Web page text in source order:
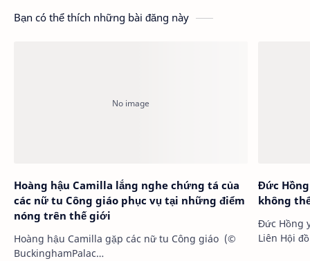
Bạn có thể thích những bài đăng này
Hoàng hậu Camilla lắng nghe chứng tá của
các nữ tu Công giáo phục vụ tại những điểm
nóng trên thế giới
Hoàng hậu Camilla gặp các nữ tu Công giáo (©
BuckinghamPalac…
Đức
không
Đức Hồng
Liên Hội đồng